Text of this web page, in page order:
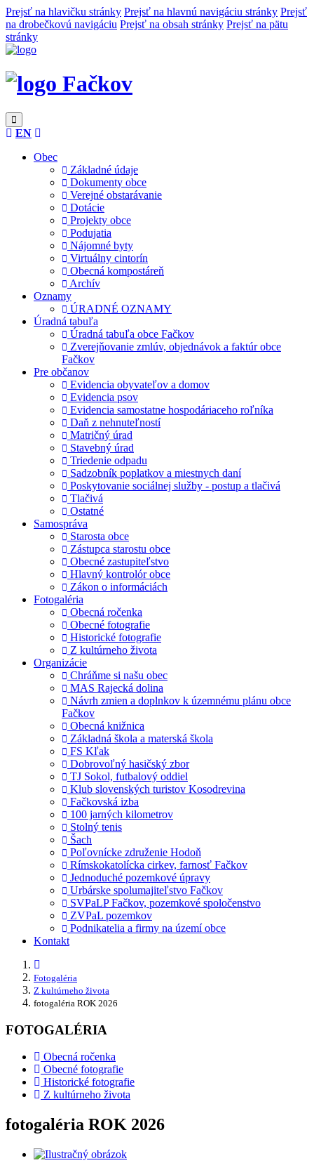
Prejsť na hlavičku stránky Prejsť na hlavnú navigáciu stránky Prejsť
na drobečkovú navigáciu Prejsť na obsah stránky Prejsť na pätu
stránky
Fačkov
EN
Obec
Základné údaje
Dokumenty obce
Verejné obstarávanie
Dotácie
Projekty obce
Podujatia
Nájomné byty
Virtuálny cintorín
Obecná kompostáreň
Archív
Oznamy
ÚRADNÉ OZNAMY
Úradná tabuľa
Úradná tabuľa obce Fačkov
Zverejňovanie zmlúv, objednávok a faktúr obce
Fačkov
Pre občanov
Evidencia obyvateľov a domov
Evidencia psov
Evidencia samostatne hospodáriaceho roľníka
Daň z nehnuteľností
Matričný úrad
Stavebný úrad
Triedenie odpadu
Sadzobník poplatkov a miestnych daní
Poskytovanie sociálnej služby - postup a tlačivá
Tlačivá
Ostatné
Samospráva
Starosta obce
Zástupca starostu obce
Obecné zastupiteľstvo
Hlavný kontrolór obce
Zákon o informáciách
Fotogaléria
Obecná ročenka
Obecné fotografie
Historické fotografie
Z kultúrneho života
Organizácie
Chráňme si našu obec
MAS Rajecká dolina
Návrh zmien a doplnkov k územnému plánu obce
Fačkov
Obecná knižnica
Základná škola a materská škola
FS Kľak
Dobrovoľný hasičský zbor
TJ Sokol, futbalový oddiel
Klub slovenských turistov Kosodrevina
Fačkovská izba
100 jarných kilometrov
Stolný tenis
Šach
Poľovnícke združenie Hodoň
Rímskokatolícka cirkev, farnosť Fačkov
Jednoduché pozemkové úpravy
Urbárske spolumajiteľstvo Fačkov
SVPaLP Fačkov, pozemkové spoločenstvo
ZVPaL pozemkov
Podnikatelia a firmy na území obce
Kontakt
Fotogaléria
Z kultúrneho života
fotogaléria ROK 2026
FOTOGALÉRIA
Obecná ročenka
Obecné fotografie
Historické fotografie
Z kultúrneho života
fotogaléria ROK 2026